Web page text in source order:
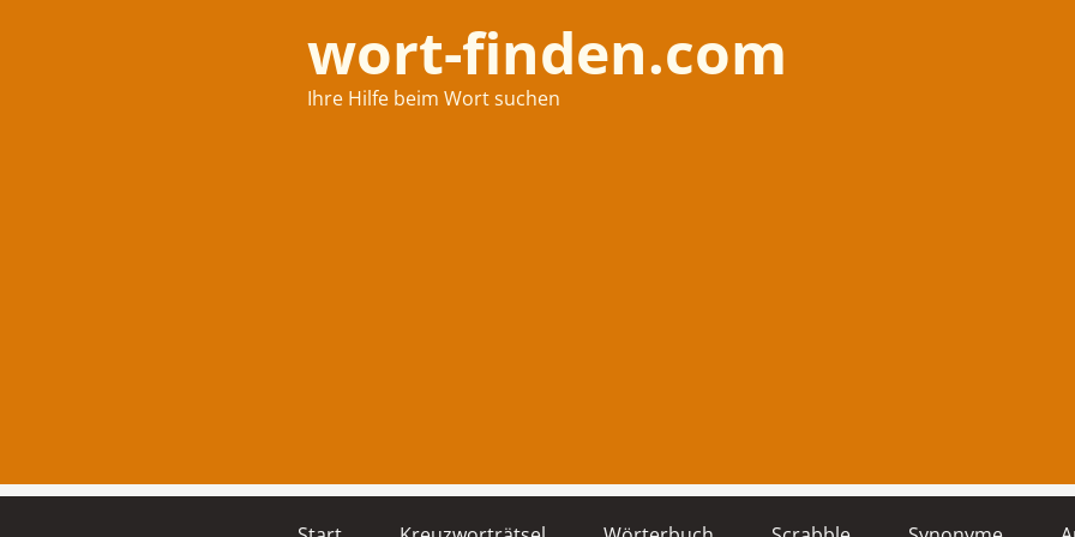
wort-finden.com
Ihre Hilfe beim Wort suchen